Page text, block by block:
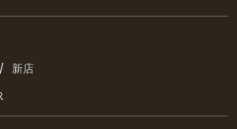
/ 新店